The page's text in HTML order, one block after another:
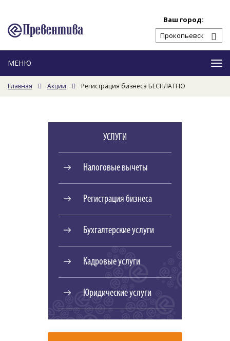
Ваш город:
Главная Акции Регистрация бизнеса БЕСПЛАТНО
УСЛУГИ
Налоговые вычеты
Регистрация бизнеса
Бухгалтерские услуги
Кадровые услуги
Юридические услуги